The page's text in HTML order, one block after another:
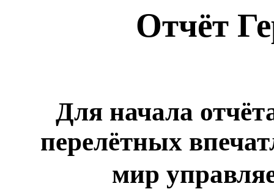
Отчёт
Для начала
перелётных
мир